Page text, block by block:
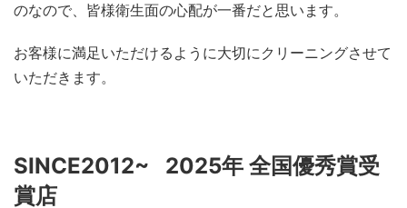
のなので、皆様衛生面の心配が一番だと思います。
お客様に満足いただけるように大切にクリーニングさせて
いただきます。
SINCE2012~ 2025年 全国優秀賞受
賞店